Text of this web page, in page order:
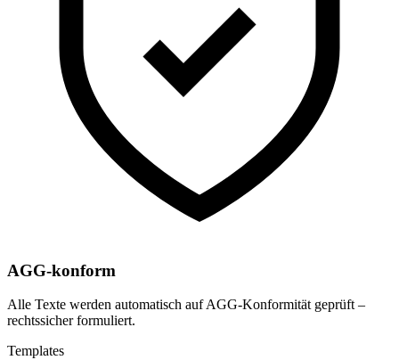
AGG-konform
Alle Texte werden automatisch auf AGG-Konformität geprüft –
rechtssicher formuliert.
Templates